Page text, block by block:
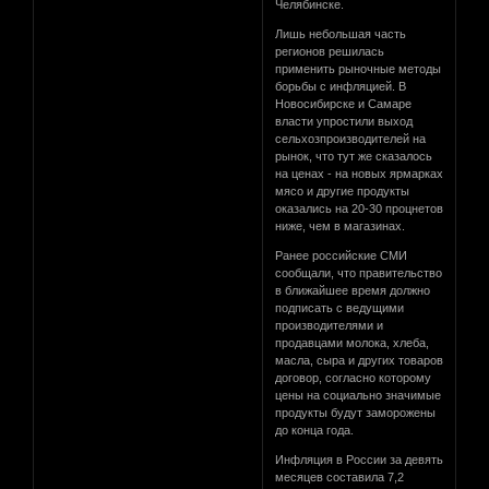
Челябинске.
Лишь небольшая часть
регионов решилась
применить рыночные методы
борьбы с инфляцией. В
Новосибирске и Самаре
власти упростили выход
сельхозпроизводителей на
рынок, что тут же сказалось
на ценах - на новых ярмарках
мясо и другие продукты
оказались на 20-30 процнетов
ниже, чем в магазинах.
Ранее российские СМИ
сообщали, что правительство
в ближайшее время должно
подписать с ведущими
производителями и
продавцами молока, хлеба,
масла, сыра и других товаров
договор, согласно которому
цены на социально значимые
продукты будут заморожены
до конца года.
Инфляция в России за девять
месяцев составила 7,2